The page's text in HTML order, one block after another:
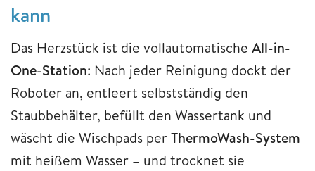
kann
Das Herzstück ist die vollautomatische All-in-
One-Station: Nach jeder Reinigung dockt der
Roboter an, entleert selbstständig den
Staubbehälter, befüllt den Wassertank und
wäscht die Wischpads perThermoWash-System
mit heißem Wasser – und trocknet sie